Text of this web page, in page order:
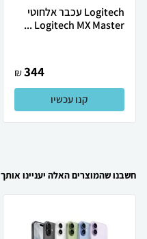
Logitech עכבר אלחוטי
Logitech MX Master ...
344
₪
קנו עכשיו
חשבנו שהמוצרים האלה יעניינו אותך